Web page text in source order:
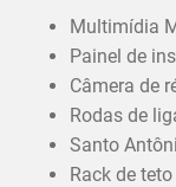
Multimídia
Painel de
Câmera de
Rodas de
Santo
Rack de